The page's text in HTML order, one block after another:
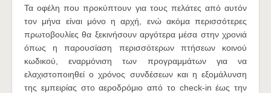
Τα οφέλη που προκύπτουν για τους πελάτες από αυτόν
τον μήνα είναι μόνο η αρχή, ενώ ακόμα περισσότερες
πρωτοβουλίες θα ξεκινήσουν αργότερα μέσα στην χρονιά
όπως η παρουσίαση περισσότερων πτήσεων κοινού
κωδικού, εναρμόνιση των προγραμμάτων για να
ελαχιστοποιηθεί ο χρόνος συνδέσεων και η εξομάλυνση
της εμπειρίας στο αεροδρόμιο από το check-in έως την